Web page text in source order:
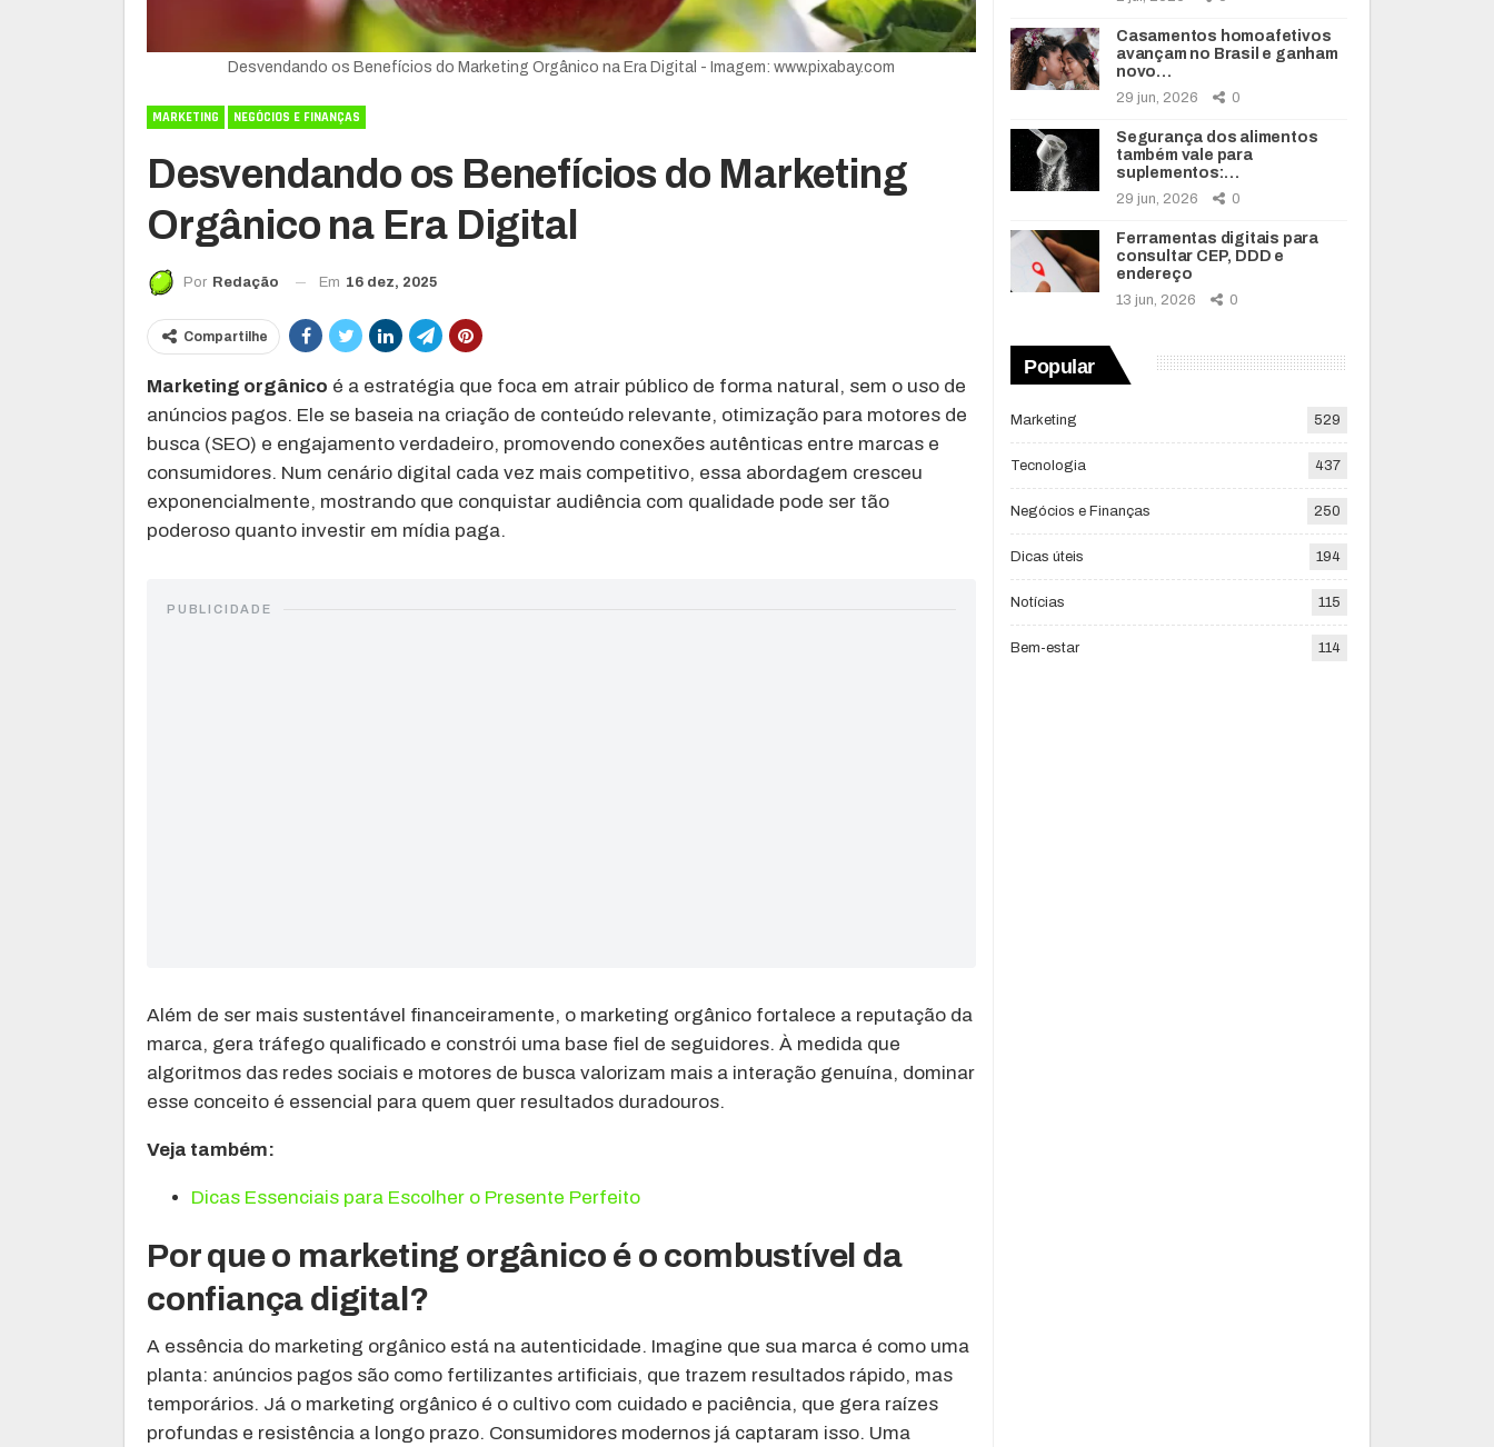
Desvendando os Benefícios do Marketing Orgânico na Era Digital - Imagem: www.pixabay.com
MARKETING NEGÓCIOS E FINANÇAS
Desvendando os Benefícios do Marketing
Orgânico na Era Digital
Por Redação Em 16 dez, 2025
Compartilhe
Marketing orgânico é a estratégia que foca em atrair público de forma natural, sem o uso de
anúncios pagos. Ele se baseia na criação de conteúdo relevante, otimização para motores de
busca (SEO) e engajamento verdadeiro, promovendo conexões autênticas entre marcas e
consumidores. Num cenário digital cada vez mais competitivo, essa abordagem cresceu
exponencialmente, mostrando que conquistar audiência com qualidade pode ser tão
poderoso quanto investir em mídia paga.
PUBLICIDADE
Além de ser mais sustentável financeiramente, o marketing orgânico fortalece a reputação da
marca, gera tráfego qualificado e constrói uma base fiel de seguidores. À medida que
algoritmos das redes sociais e motores de busca valorizam mais a interação genuína, dominar
esse conceito é essencial para quem quer resultados duradouros.
Veja também:
Dicas Essenciais para Escolher o Presente Perfeito
Por que o marketing orgânico é o combustível da
confiança digital?
A essência do marketing orgânico está na autenticidade. Imagine que sua marca é como uma
planta: anúncios pagos são como fertilizantes artificiais, que trazem resultados rápido, mas
temporários. Já o marketing orgânico é o cultivo com cuidado e paciência, que gera raízes
profundas e resistência a longo prazo. Consumidores modernos já captaram isso. Uma
Casamentos homoafetivos
avançam no Brasil e ganham
novo…
29 jun, 2026 0
Segurança dos alimentos
também vale para
suplementos:…
29 jun, 2026 0
Ferramentas digitais para
consultar CEP, DDD e
endereço
13 jun, 2026 0
Popular
Marketing 529
Tecnologia 437
Negócios e Finanças 250
Dicas úteis 194
Notícias 115
Bem-estar 114